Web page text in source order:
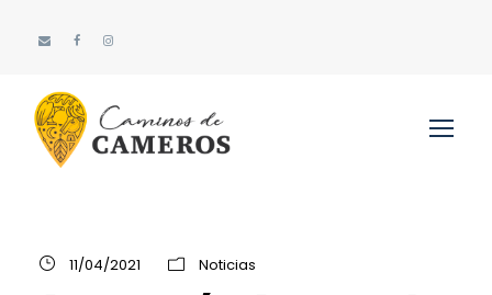
11/04/2021 Noticias